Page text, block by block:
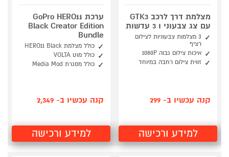
מצלמת דרך לרכב GTK3
עם צג צבעוני ו 3 עדשות
3 מצלמות צבעוניות לצילום
רציף
איכות צילום גבוה 1080P
זווית צילום רחבה במיוחד
קנה עכשיו ב- 299
למידע ורכישה
ערכת GoPro HERO11
Black Creator Edition
Bundle
כולל מצלמת HERO11 Black
כולל מוט VOLTA
כולל מסגרת Media Mod
קנה עכשיו ב- 2,349
למידע ורכישה